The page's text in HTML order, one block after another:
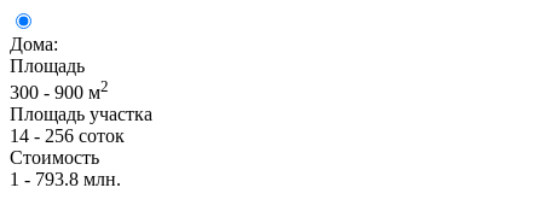
Дома:
Площадь
300 - 900 м2
Площадь участка
14 - 256 соток
Стоимость
1 - 793.8 млн.